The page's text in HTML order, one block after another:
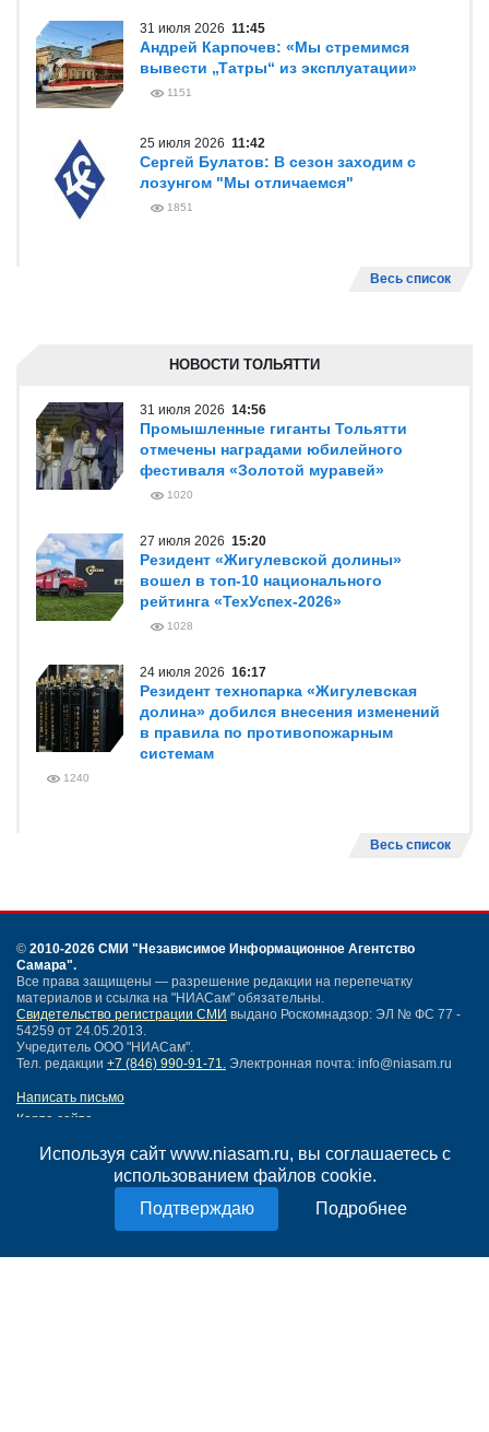
Используя сайт www.niasam.ru, вы соглашаетесь с
использованием файлов cookie.
Подробнее
31 июля 2026 11:45
Андрей Карпочев: «Мы стремимся
вывести „Татры“ из эксплуатации»
1151
25 июля 2026 11:42
Сергей Булатов: В сезон заходим с
лозунгом "Мы отличаемся"
1851
Весь список
НОВОСТИ ТОЛЬЯТТИ
31 июля 2026 14:56
Промышленные гиганты Тольятти
отмечены наградами юбилейного
фестиваля «Золотой муравей»
1020
27 июля 2026 15:20
Резидент «Жигулевской долины»
вошел в топ-10 национального
рейтинга «ТехУспех-2026»
1028
24 июля 2026 16:17
Резидент технопарка «Жигулевская
долина» добился внесения изменений
в правила по противопожарным
системам
1240
Весь список
© 2010-2026 СМИ "Независимое Информационное Агентство
Самара".
Все права защищены — разрешение редакции на перепечатку
материалов и ссылка на "НИАСам" обязательны.
Свидетельство регистрации СМИ выдано Роскомнадзор: ЭЛ № ФС 77 -
54259 от 24.05.2013.
Учредитель ООО "НИАСам".
Тел. редакции +7 (846) 990-91-71. Электронная почта: info@niasam.ru
Написать письмо
Карта сайта
Политика конфиденциальности
Согласие на обработку персональных данных